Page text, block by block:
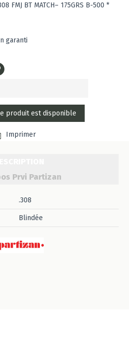
FMJ BT MATCH– 175GRS B-500 *
garanti
Imprimer
Prvi Partizan
.308
Blindée